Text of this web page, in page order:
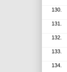
130.
131.
132.
133.
134.